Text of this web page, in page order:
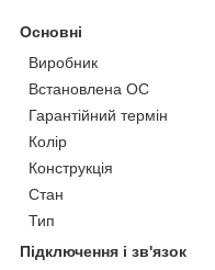
Основні
Виробник
Встановлена ОС
Гарантійний термін
Колір
Конструкція
Стан
Тип
Підключення і зв'язок